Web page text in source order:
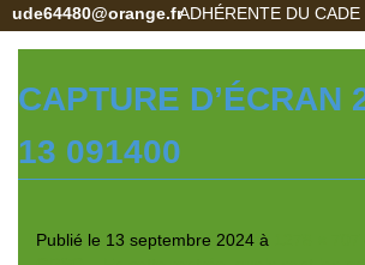
ADHÉRENTE DU CADE
ude64480@orange.fr
CAPTURE D’ÉCRAN
13 091400
Publié le 13 septembre 2024 à